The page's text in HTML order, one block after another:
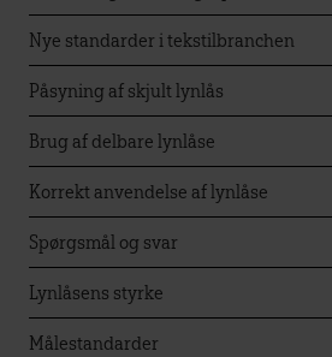
Nye standarder i tekstilbranchen
Påsyning af skjult lynlås
Brug af delbare lynlåse
Korrekt anvendelse af lynlåse
Spørgsmål og svar
Lynlåsens styrke
Målestandarder